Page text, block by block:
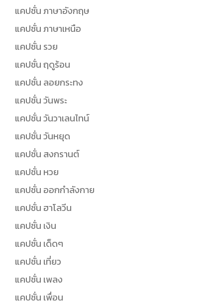
แคปชั่น ภาษาอังกฤษ
แคปชั่น ภาษาเหนือ
แคปชั่น รวย
แคปชั่น ฤดูร้อน
แคปชั่น ลอยกระทง
แคปชั่น วันพระ
แคปชั่น วันวาเลนไทน์
แคปชั่น วันหยุด
แคปชั่น สงกรานต์
แคปชั่น หวย
แคปชั่น ออกกำลังกาย
แคปชั่น ฮาโลวีน
แคปชั่น เงิน
แคปชั่น เด็ดๆ
แคปชั่น เที่ยว
แคปชั่น เพลง
แคปชั่น เพื่อน